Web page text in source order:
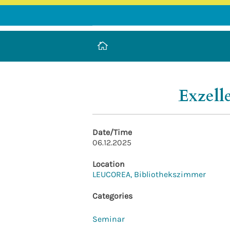
LEUCOREA DE
Stiftung des öffentlichen Rechts
Date/Time
06.12.2025
Location
LEUCOREA, Bibliothekszimmer
Categories
Seminar